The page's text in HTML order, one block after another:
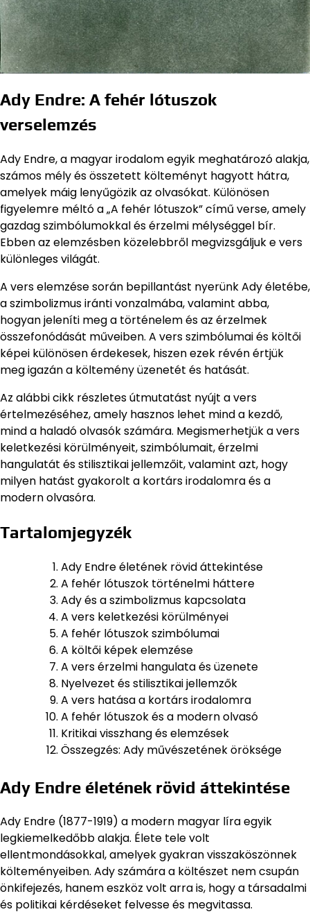
Ady Endre: A fehér lótuszok
verselemzés
Ady Endre, a magyar irodalom egyik meghatározó alakja,
számos mély és összetett költeményt hagyott hátra,
amelyek máig lenyűgözik az olvasókat. Különösen
figyelemre méltó a „A fehér lótuszok” című verse, amely
gazdag szimbólumokkal és érzelmi mélységgel bír.
Ebben az elemzésben közelebbről megvizsgáljuk e vers
különleges világát.
A vers elemzése során bepillantást nyerünk Ady életébe,
a szimbolizmus iránti vonzalmába, valamint abba,
hogyan jeleníti meg a történelem és az érzelmek
összefonódását műveiben. A vers szimbólumai és költői
képei különösen érdekesek, hiszen ezek révén értjük
meg igazán a költemény üzenetét és hatását.
Az alábbi cikk részletes útmutatást nyújt a vers
értelmezéséhez, amely hasznos lehet mind a kezdő,
mind a haladó olvasók számára. Megismerhetjük a vers
keletkezési körülményeit, szimbólumait, érzelmi
hangulatát és stilisztikai jellemzőit, valamint azt, hogy
milyen hatást gyakorolt a kortárs irodalomra és a
modern olvasóra.
Tartalomjegyzék
Ady Endre életének rövid áttekintése
A fehér lótuszok történelmi háttere
Ady és a szimbolizmus kapcsolata
A vers keletkezési körülményei
A fehér lótuszok szimbólumai
A költői képek elemzése
A vers érzelmi hangulata és üzenete
Nyelvezet és stilisztikai jellemzők
A vers hatása a kortárs irodalomra
A fehér lótuszok és a modern olvasó
Kritikai visszhang és elemzések
Összegzés: Ady művészetének öröksége
Ady Endre életének rövid áttekintése
Ady Endre (1877-1919) a modern magyar líra egyik
legkiemelkedőbb alakja. Élete tele volt
ellentmondásokkal, amelyek gyakran visszaköszönnek
költeményeiben. Ady számára a költészet nem csupán
önkifejezés, hanem eszköz volt arra is, hogy a társadalmi
és politikai kérdéseket felvesse és megvitassa.